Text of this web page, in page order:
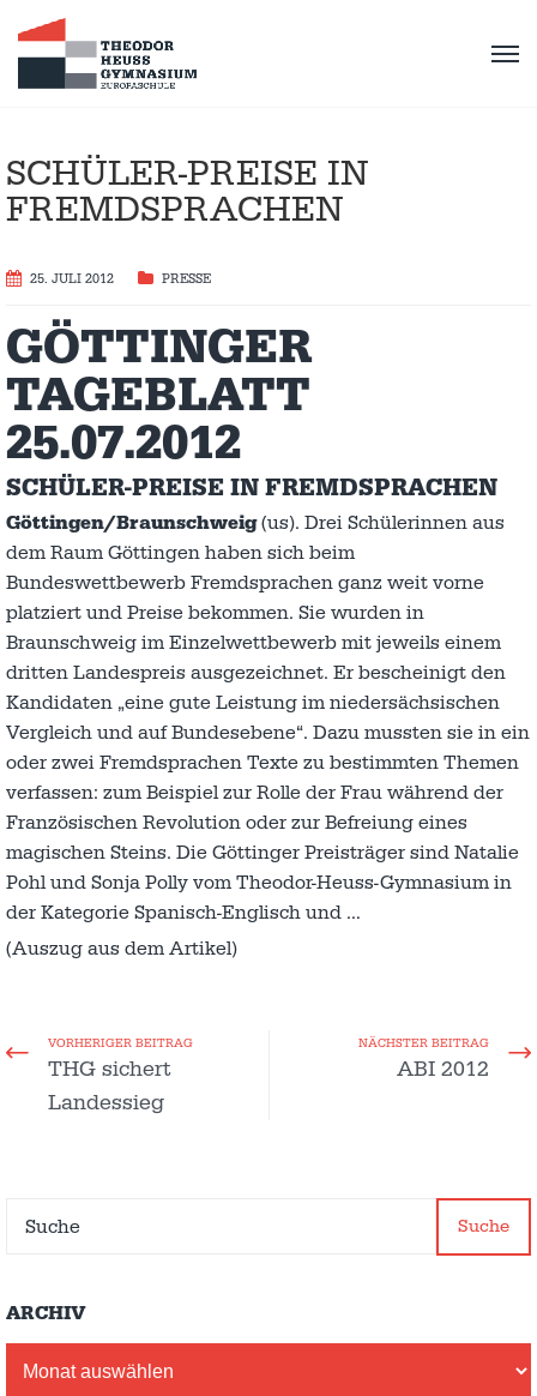
SCHÜLER-PREISE IN
FREMDSPRACHEN
25. JULI 2012 PRESSE
GÖTTINGER
TAGEBLATT
25.07.2012
SCHÜLER-PREISE IN FREMDSPRACHEN
Göttingen/Braunschweig(us). Drei Schülerinnen aus
dem Raum Göttingen haben sich beim
Bundeswettbewerb Fremdsprachen ganz weit vorne
platziert und Preise bekommen. Sie wurden in
Braunschweig im Einzelwettbewerb mit jeweils einem
dritten Landespreis ausgezeichnet. Er bescheinigt den
Kandidaten „eine gute Leistung im niedersächsischen
Vergleich und auf Bundesebene“. Dazu mussten sie in ein
oder zwei Fremdsprachen Texte zu bestimmten Themen
verfassen: zum Beispiel zur Rolle der Frau während der
Französischen Revolution oder zur Befreiung eines
magischen Steins. Die Göttinger Preisträger sind Natalie
Pohl und Sonja Polly vom Theodor-Heuss-Gymnasium in
der Kategorie Spanisch-Englisch und …
(Auszug aus dem Artikel)
VORHERIGER BEITRAG
THG sichert
Landessieg
NÄCHSTER BEITRAG
ABI 2012
Suche
ARCHIV